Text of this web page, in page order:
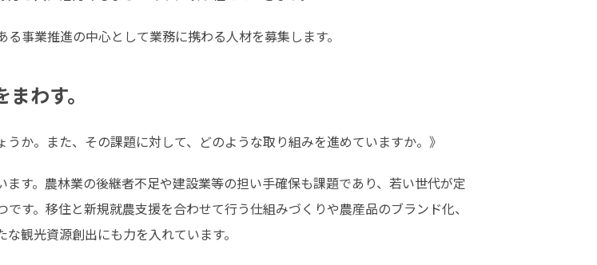
事業推進の中心として業務に携わる人材を募集します。
わす。
か。また、その課題に対して、どのような取り組みを進めていますか。》
す。農林業の後継者不足や建設業等の担い手確保も課題であり、若い世代が定
す。移住と新規就農支援を合わせて行う仕組みづくりや農産品のブランド化、
観光資源創出にも力を入れています。